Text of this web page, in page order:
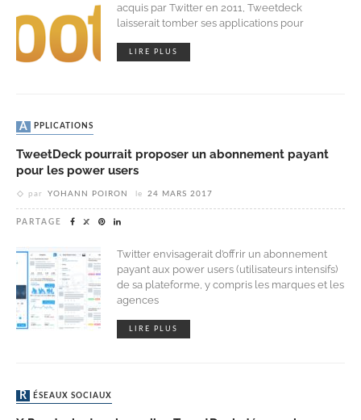
acquis par Twitter en 2011, Tweetdeck
laisserait tomber ses applications pour
LIRE PLUS
APPLICATIONS
TweetDeck pourrait proposer un abonnement payant
pour les power users
par YOHANN POIRON le 24 MARS 2017
PARTAGE
Twitter envisagerait d’offrir un abonnement
payant aux power users (utilisateurs intensifs)
de sa plateforme, y compris les marques et les
agences
LIRE PLUS
RÉSEAUX SOCIAUX